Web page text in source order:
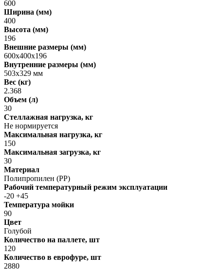
600
Ширина (мм)
400
Высота (мм)
196
Внешние размеры (мм)
600х400х196
Внутренние размеры (мм)
503х329 мм
Вес (кг)
2.368
Объем (л)
30
Стеллажная нагрузка, кг
Не нормируется
Максимальная нагрузка, кг
150
Максимальная загрузка, кг
30
Материал
Полипропилен (PP)
Рабочий температурный режим эксплуатации
-20 +45
Температура мойки
90
Цвет
Голубой
Количество на паллете, шт
120
Количество в еврофуре, шт
2880